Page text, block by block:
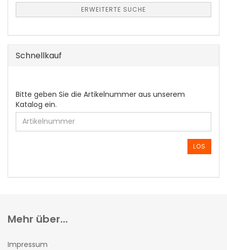
ERWEITERTE SUCHE
Schnellkauf
BITTE
GEBEN
SIE
DIE
ARTIKELNUMMER
EIN.
Bitte geben Sie die Artikelnummer aus unserem
Katalog ein.
LOS
Mehr über...
Impressum